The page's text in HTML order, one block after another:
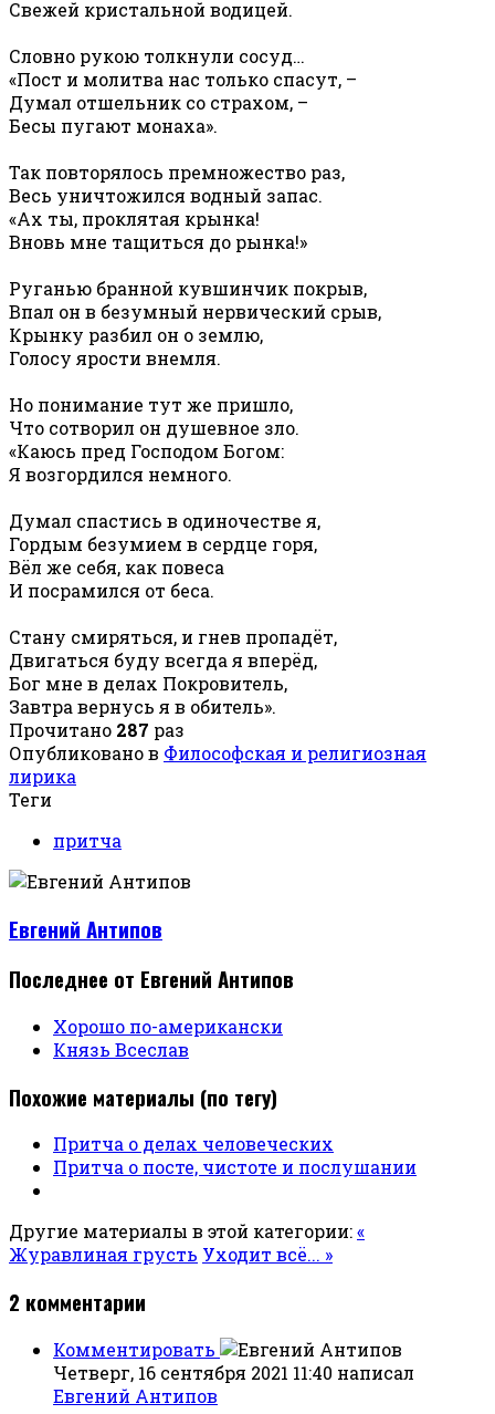
Свежей кристальной водицей.
Словно рукою толкнули сосуд…
«Пост и молитва нас только спасут, –
Думал отшельник со страхом, –
Бесы пугают монаха».
Так повторялось премножество раз,
Весь уничтожился водный запас.
«Ах ты, проклятая крынка!
Вновь мне тащиться до рынка!»
Руганью бранной кувшинчик покрыв,
Впал он в безумный нервический срыв,
Крынку разбил он о землю,
Голосу ярости внемля.
Но понимание тут же пришло,
Что сотворил он душевное зло.
«Каюсь пред Господом Богом:
Я возгордился немного.
Думал спастись в одиночестве я,
Гордым безумием в сердце горя,
Вёл же себя, как повеса
И посрамился от беса.
Стану смиряться, и гнев пропадёт,
Двигаться буду всегда я вперёд,
Бог мне в делах Покровитель,
Завтра вернусь я в обитель».
Прочитано 287 раз
Опубликовано в Философская и религиозная
лирика
Теги
притча
Евгений Антипов
Последнее от Евгений Антипов
Хорошо по-американски
Князь Всеслав
Похожие материалы (по тегу)
Притча о делах человеческих
Притча о посте, чистоте и послушании
Другие материалы в этой категории:«
Журавлиная грусть Уходит всё... »
2 комментарии
Комментировать
Четверг, 16 сентября 2021 11:40 написал
Евгений Антипов